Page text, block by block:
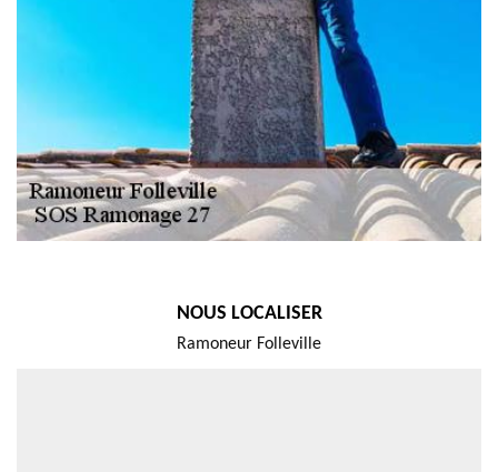
NOUS LOCALISER
Ramoneur Folleville